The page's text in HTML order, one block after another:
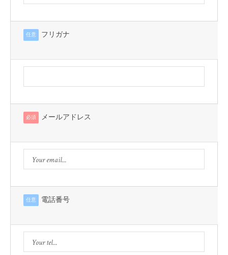
任意 フリガナ
必須 メールアドレス
任意 電話番号